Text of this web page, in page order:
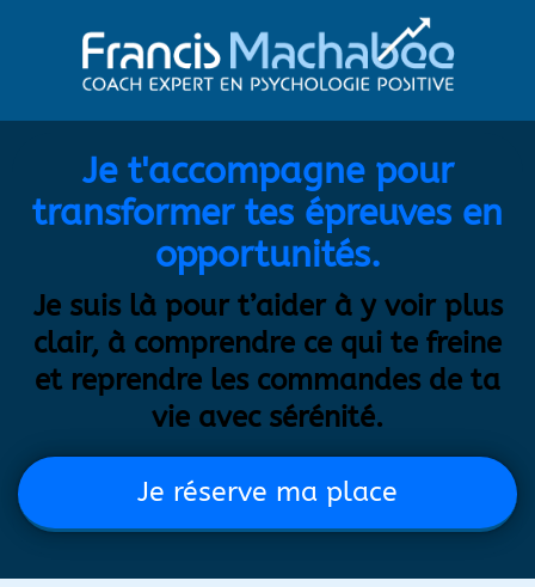
Je t'accompagne pour
transformer tes épreuves en
opportunités.
Je suis là pour t’aider à y voir plus
clair, à comprendre ce qui te freine
et reprendre les commandes de ta
vie avec sérénité.
Je réserve ma place